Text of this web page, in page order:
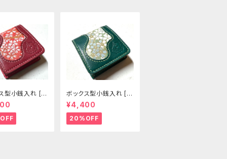
型小銭入れ [3
ボックス型小銭入れ [3
03-CP]
¥4,400
20%OFF